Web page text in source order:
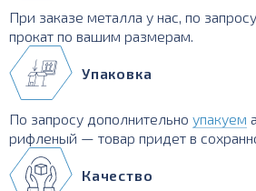
При заказе металла у нас, по запросу
прокат по вашим размерам.
Упаковка
По запросу дополнительно упакуем
рифленый — товар придет в
Качество